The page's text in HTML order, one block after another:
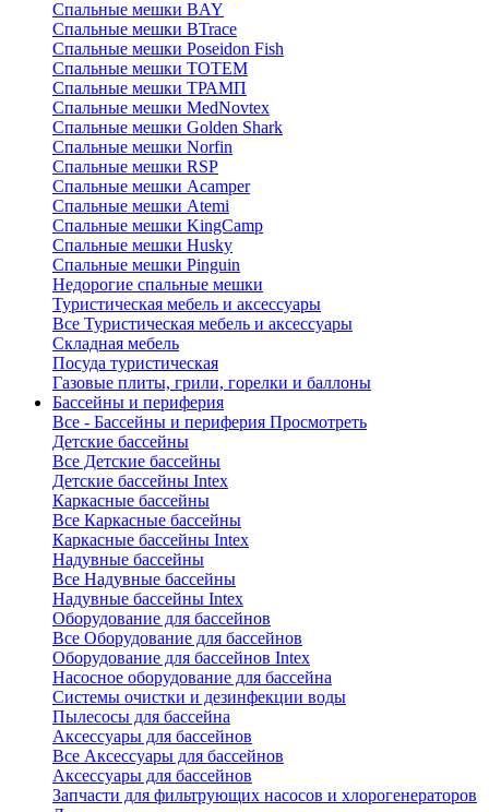
Спальные мешки BAY
Спальные мешки BTrace
Спальные мешки Poseidon Fish
Спальные мешки ТОТЕМ
Спальные мешки ТРАМП
Cпальные мешки MedNovtex
Спальные мешки Golden Shark
Спальные мешки Norfin
Спальные мешки RSP
Спальные мешки Acamper
Спальные мешки Atemi
Спальные мешки KingCamp
Спальные мешки Husky
Спальные мешки Pinguin
Недорогие спальные мешки
Туристическая мебель и аксессуары
Все Туристическая мебель и аксессуары
Складная мебель
Посуда туристическая
Газовые плиты, грили, горелки и баллоны
Бассейны и периферия
Все - Бассейны и периферия Просмотреть
Детские бассейны
Все Детские бассейны
Детские бассейны Intex
Каркасные бассейны
Все Каркасные бассейны
Каркасные бассейны Intex
Надувные бассейны
Все Надувные бассейны
Надувные бассейны Intex
Оборудование для бассейнов
Все Оборудование для бассейнов
Оборудование для бассейнов Intex
Насосное оборудование для бассейна
Системы очистки и дезинфекции воды
Пылесосы для бассейна
Аксессуары для бассейнов
Все Аксессуары для бассейнов
Аксессуары для бассейнов
Запчасти для фильтрующих насосов и хлорогенераторов